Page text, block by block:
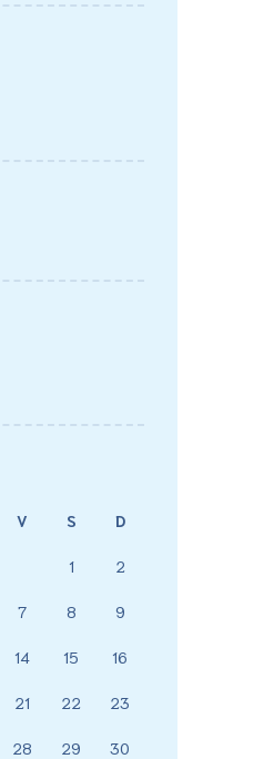
V S D
1 2
7 8 9
14 15 16
21 22 23
28 29 30